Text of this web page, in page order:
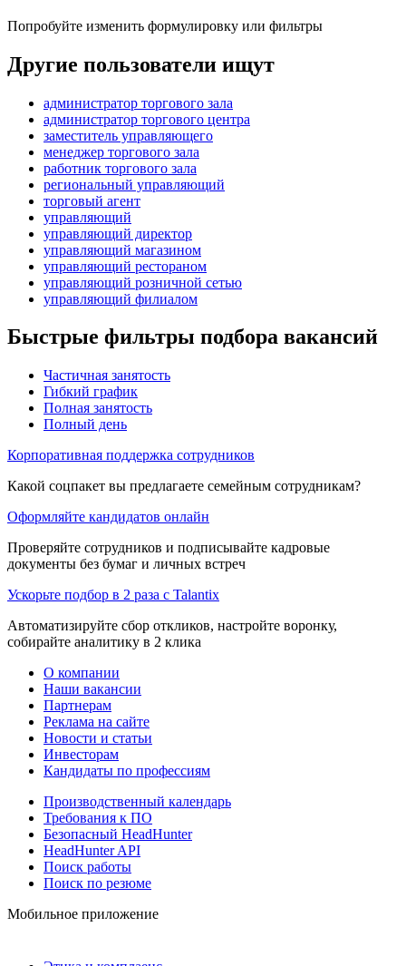
Попробуйте изменить формулировку или фильтры
Другие пользователи ищут
администратор торгового зала
администратор торгового центра
заместитель управляющего
менеджер торгового зала
работник торгового зала
региональный управляющий
торговый агент
управляющий
управляющий директор
управляющий магазином
управляющий рестораном
управляющий розничной сетью
управляющий филиалом
Быстрые фильтры подбора вакансий
Частичная занятость
Гибкий график
Полная занятость
Полный день
Корпоративная поддержка сотрудников
Какой соцпакет вы предлагаете семейным сотрудникам?
Оформляйте кандидатов онлайн
Проверяйте сотрудников и подписывайте кадровые
документы без бумаг и личных встреч
Ускорьте подбор в 2 раза с Talantix
Автоматизируйте сбор откликов, настройте воронку,
собирайте аналитику в 2 клика
О компании
Наши вакансии
Партнерам
Реклама на сайте
Новости и статьи
Инвесторам
Кандидаты по профессиям
Производственный календарь
Требования к ПО
Безопасный HeadHunter
HeadHunter API
Поиск работы
Поиск по резюме
Мобильное приложение